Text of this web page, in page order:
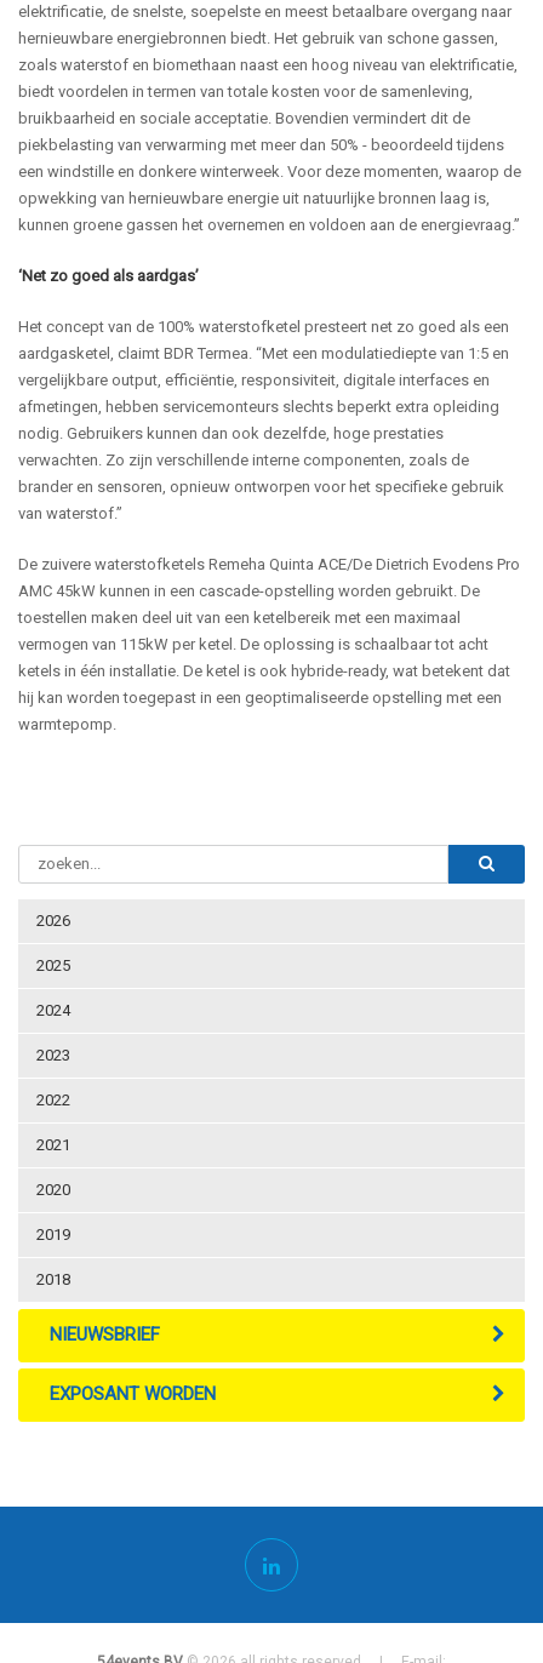
2026
2025
2024
2023
2022
2021
2020
2019
2018
NIEUWSBRIEF
EXPOSANT WORDEN
elektrificatie, de snelste, soepelste en meest betaalbare overgang naar
hernieuwbare energiebronnen biedt. Het gebruik van schone gassen,
zoals waterstof en biomethaan naast een hoog niveau van elektrificatie,
biedt voordelen in termen van totale kosten voor de samenleving,
bruikbaarheid en sociale acceptatie. Bovendien vermindert dit de
piekbelasting van verwarming met meer dan 50% - beoordeeld tijdens
een windstille en donkere winterweek. Voor deze momenten, waarop de
opwekking van hernieuwbare energie uit natuurlijke bronnen laag is,
kunnen groene gassen het overnemen en voldoen aan de energievraag.”
‘Net zo goed als aardgas’
Het concept van de 100% waterstofketel presteert net zo goed als een
aardgasketel, claimt BDR Termea. “Met een modulatiediepte van 1:5 en
vergelijkbare output, efficiëntie, responsiviteit, digitale interfaces en
afmetingen, hebben servicemonteurs slechts beperkt extra opleiding
nodig. Gebruikers kunnen dan ook dezelfde, hoge prestaties
verwachten. Zo zijn verschillende interne componenten, zoals de
brander en sensoren, opnieuw ontworpen voor het specifieke gebruik
van waterstof.”
De zuivere waterstofketels Remeha Quinta ACE/De Dietrich Evodens Pro
AMC 45kW kunnen in een cascade-opstelling worden gebruikt. De
toestellen maken deel uit van een ketelbereik met een maximaal
vermogen van 115kW per ketel. De oplossing is schaalbaar tot acht
ketels in één installatie. De ketel is ook hybride-ready, wat betekent dat
hij kan worden toegepast in een geoptimaliseerde opstelling met een
warmtepomp.